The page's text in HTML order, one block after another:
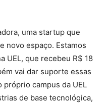
uma startup que
novo espaço. Estamos
UEL, que recebeu R$ 18
vai dar suporte essas
próprio campus da UEL
de base tecnológica,